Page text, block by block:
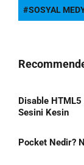
SOSYAL
Disable
Sesini Kesin
Pocket Nedir?